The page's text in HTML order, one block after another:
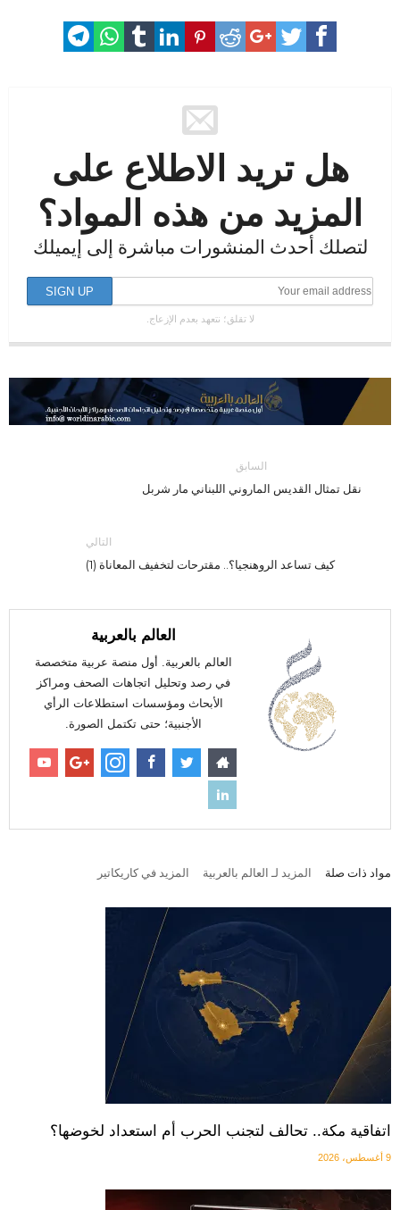
هل تريد الاطلاع على
المزيد من هذه المواد؟
لتصلك أحدث المنشورات مباشرة إلى إيميلك
لا تقلق؛ نتعهد بعدم الإزعاج.
السابق
نقل تمثال القديس الماروني اللبناني مار شربل
التالي
كيف تساعد الروهنجيا؟.. مقترحات لتخفيف المعاناة (1)
العالم بالعربية
العالم بالعربية. أول منصة عربية متخصصة
في رصد وتحليل اتجاهات الصحف ومراكز
الأبحاث ومؤسسات استطلاعات الرأي
الأجنبية؛ حتى تكتمل الصورة.
مواد ذات صلة المزيد لـ العالم بالعربية المزيد في كاريكاتير
اتفاقية مكة.. تحالف لتجنب الحرب أم استعداد لخوضها؟
9 أغسطس، 2026